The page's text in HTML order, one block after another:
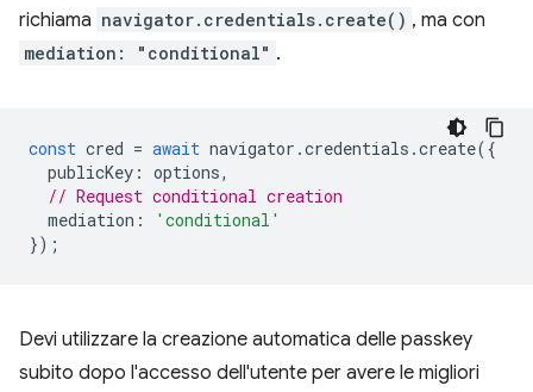
richiama navigator.credentials.create() , ma con
mediation: "conditional" .
const cred = await navigator .credentials .create({
publicKey : options,
// Request conditional creation
mediation :
'conditional'
});
Devi utilizzare la creazione automatica delle passkey
subito dopo l'accesso dell'utente per avere le migliori